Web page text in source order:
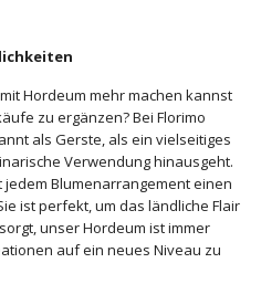
Hordeum mehr machen kannst
zu ergänzen? Bei Florimo
als Gerste, als ein vielseitiges
Verwendung hinausgeht.
Blumenarrangement einen
ist perfekt, um das ländliche Flair
unser Hordeum ist immer
auf ein neues Niveau zu